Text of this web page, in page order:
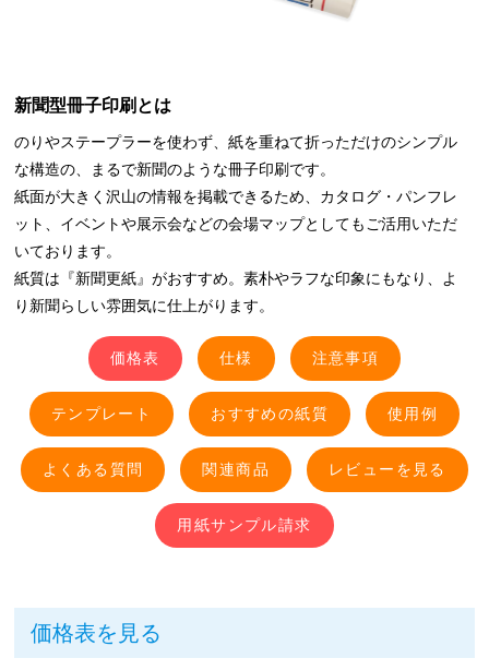
新聞型冊子印刷とは
のりやステープラーを使わず、紙を重ねて折っただけのシンプル
な構造の、まるで新聞のような冊子印刷です。
紙面が大きく沢山の情報を掲載できるため、カタログ・パンフレ
ット、イベントや展示会などの会場マップとしてもご活用いただ
いております。
紙質は『新聞更紙』がおすすめ。素朴やラフな印象にもなり、よ
り新聞らしい雰囲気に仕上がります。
価格表 仕様 注意事項
テンプレート おすすめの紙質 使用例
よくある質問 関連商品 レビューを見る
用紙サンプル請求
価格表を見る